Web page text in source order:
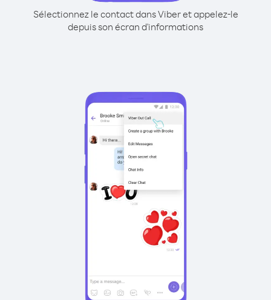
Sélectionnez le contact dans Viber et appelez-le
depuis son écran d'informations